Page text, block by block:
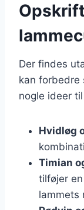
Der findes
kan forbedre
nogle ideer
Hvidløg
Timian
tilføjer
lammets